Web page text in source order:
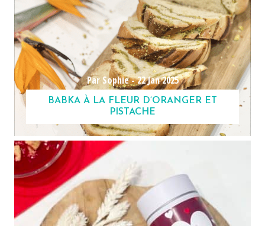
Par Sophie -22 Jan 2025
BABKA À LA FLEUR D’ORANGER ET
PISTACHE